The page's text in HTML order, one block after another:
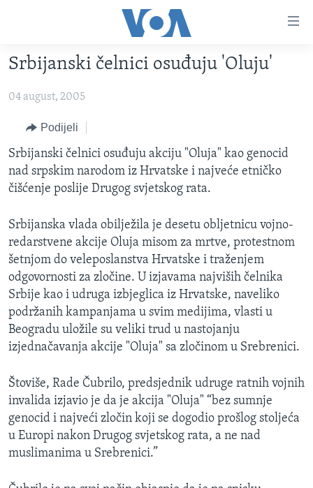
glavni
Pređi
navigaciju
Idi
na
TV PROGRAM
VIDEO
FOTOGRAFIJE DANA
VIJESTI
SJEDINJENE AMERIČKE DRŽAVE
SVIJET
NAUKA I TEHNOLOGIJA
SPECIJALNI PROJEKTI
KORUPCIJA
SLOBODA MEDIJA
ŽENSKA STRANA
IZBJEGLIČKA STRANA
MAGAZIN
O GLASU AMERIKE
Learning English
PRATITE NAS
Srbijanski čelnici osuđuju 'Oluju'
04 august, 2005
Podijeli
Srbijanski čelnici osuđuju akciju "Oluja" kao genocid
nad srpskim narodom iz Hrvatske i najveće etničko
čišćenje poslije Drugog svjetskog rata.
Srbijanska vlada obilježila je desetu obljetnicu vojno-
redarstvene akcije Oluja misom za mrtve, protestnom
šetnjom do veleposlanstva Hrvatske i traženjem
odgovornosti za zločine. U izjavama najviših čelnika
Srbije kao i udruga izbjeglica iz Hrvatske, naveliko
podržanih kampanjama u svim medijima, vlasti u
Beogradu uložile su veliki trud u nastojanju
izjednačavanja akcije "Oluja" sa zločinom u Srebrenici.
Štoviše, Rade Čubrilo, predsjednik udruge ratnih vojnih
invalida izjavio je da je akcija "Oluja" “bez sumnje
genocid i najveći zločin koji se dogodio prošlog stoljeća
u Europi nakon Drugog svjetskog rata, a ne nad
muslimanima u Srebrenici.”